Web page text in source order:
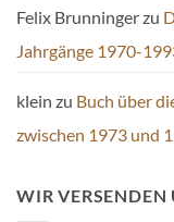
Felix Brunningerzu
Jahrgänge 1970-
klein zu Buch über
zwischen 1973 und
WIR